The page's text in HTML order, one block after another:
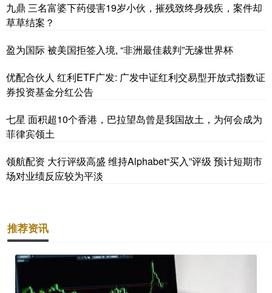
九鼎 三名富婆下药侵害19岁小伙，摧残致终身残疾，案件却
草草结案？
盈为国际 被美国拒签入境, “非洲最佳裁判”无缘世界杯
优配合伙人 红利ETF广发: 广发中证红利交易型开放式指数证
券投资基金分红公告
七星 面积超10个香港，巴拉望岛曾是我国故土，为何会成为
菲律宾领土
领航配资 大行评级高盛 维持Alphabet“买入”评级 预计短期市
场对业绩反应较为平淡
推荐资讯